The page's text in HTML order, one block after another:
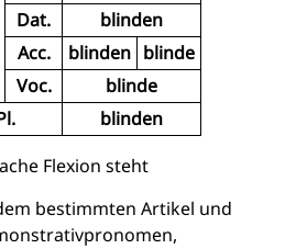
Dat.
blinden
Acc.
blinden blinde
Voc.
blinde
blinden
Flexion steht
bestimmten Artikel und